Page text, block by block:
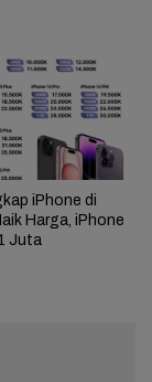
iPhone di
Harga, iPhone
Juta